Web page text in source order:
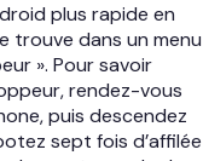
plus rapide en
trouve dans un menu
». Pour savoir
rendez-vous
puis descendez
sept fois d’affilée